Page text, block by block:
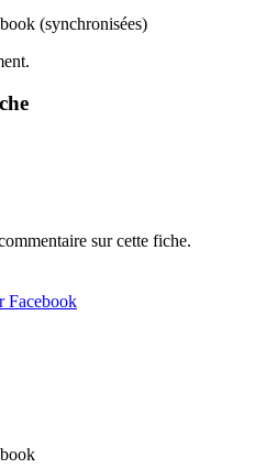
(synchronisées)
sur cette fiche.
Facebook